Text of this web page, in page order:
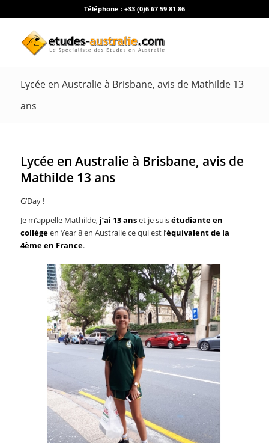
Téléphone : +33 (0)6 67 59 81 86
Lycée en Australie à Brisbane, avis de Mathilde 13
ans
Lycée en Australie à Brisbane, avis de
Mathilde 13 ans
G’Day !
Je m’appelle Mathilde, j’ai 13 anset je suisétudiante en
collègeen Year 8 en Australie ce qui est l’équivalent de la
4ème en France.